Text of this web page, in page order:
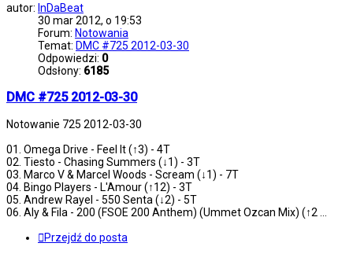
autor: InDaBeat
30 mar 2012, o 19:53
Forum: Notowania
Temat: DMC #725 2012-03-30
Odpowiedzi: 0
Odsłony: 6185
DMC #725 2012-03-30
Notowanie 725 2012-03-30
01. Omega Drive - Feel It (↑3) - 4T
02. Tiesto - Chasing Summers (↓1) - 3T
03. Marco V & Marcel Woods - Scream (↓1) - 7T
04. Bingo Players - L'Amour (↑12) - 3T
05. Andrew Rayel - 550 Senta (↓2) - 5T
06. Aly & Fila - 200 (FSOE 200 Anthem) (Ummet Ozcan Mix) (↑2 ...
Przejdź do posta